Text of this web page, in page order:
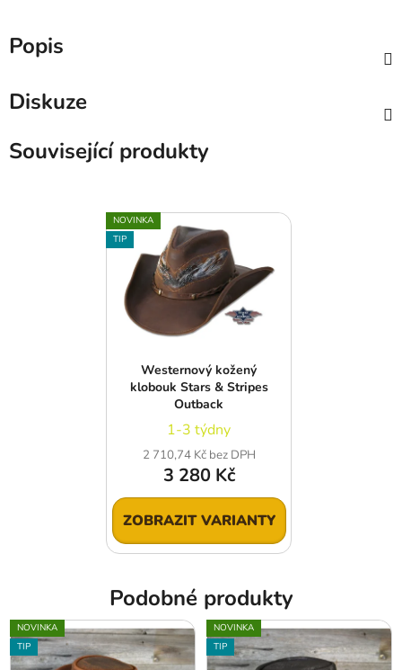
Popis
Diskuze
Související produkty
NOVINKA
TIP
Westernový kožený
klobouk Stars & Stripes
Outback
1-3 týdny
2 710,74 Kč bez DPH
3 280 Kč
ZOBRAZIT VARIANTY
Podobné produkty
NOVINKA
TIP
NOVINKA
TIP